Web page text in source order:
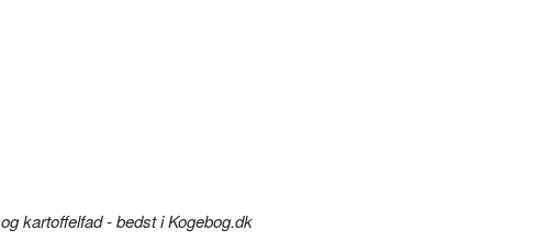
kartoffelfad - bedst i Kogebog.dk